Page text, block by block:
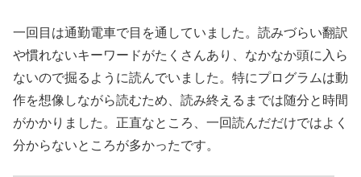
一回目は通勤電車で目を通していました。読みづらい翻訳
や慣れないキーワードがたくさんあり、なかなか頭に入ら
ないので掘るように読んでいました。特にプログラムは動
作を想像しながら読むため、読み終えるまでは随分と時間
がかかりました。正直なところ、一回読んだだけではよく
分からないところが多かったです。